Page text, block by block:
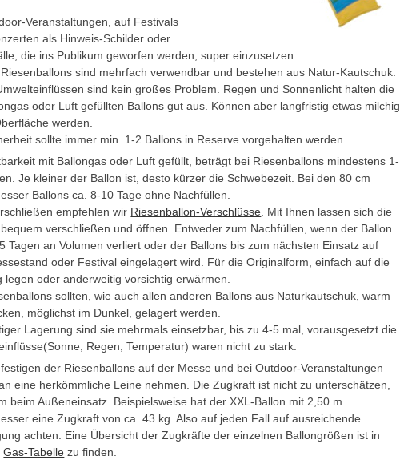
Veranstaltungen, auf Festivals
als Hinweis-Schilder oder
die ins Publikum geworfen werden, super einzusetzen.
sind mehrfach verwendbar und bestehen aus Natur-Kautschuk.
sind kein großes Problem. Regen und Sonnenlicht halten die
oder Luft gefüllten Ballons gut aus. Können aber langfristig etwas milchig
werden.
sollte immer min. 1-2 Ballons in Reserve vorgehalten werden.
mit Ballongas oder Luft gefüllt, beträgt bei Riesenballons mindestens 1-
Je kleiner der Ballon ist, desto kürzer die Schwebezeit. Bei den 80 cm
Ballons ca. 8-10 Tage ohne Nachfüllen.
empfehlen wir Riesenballon-Verschlüsse . Mit Ihnen lassen sich die
verschließen und öffnen. Entweder zum Nachfüllen, wenn der Ballon
Tagen an Volumen verliert oder der Ballons bis zum nächsten Einsatz auf
oder Festival eingelagert wird. Für die Originalform, einfach auf die
legen oder anderweitig vorsichtig erwärmen.
sollten, wie auch allen anderen Ballons aus Naturkautschuk, warm
möglichst im Dunkel, gelagert werden.
Lagerung sind sie mehrmals einsetzbar, bis zu 4-5 mal, vorausgesetzt die
Regen, Temperatur) waren nicht zu stark.
der Riesenballons auf der Messe und bei Outdoor-Veranstaltungen
eine herkömmliche Leine nehmen. Die Zugkraft ist nicht zu unterschätzen,
beim Außeneinsatz. Beispielsweise hat der XXL-Ballon mit 2,50 m
eine Zugkraft von ca. 43 kg. Also auf jeden Fall auf ausreichende
achten. Eine Übersicht der Zugkräfte der einzelnen Ballongrößen ist in
Gas-Tabelle zu finden.